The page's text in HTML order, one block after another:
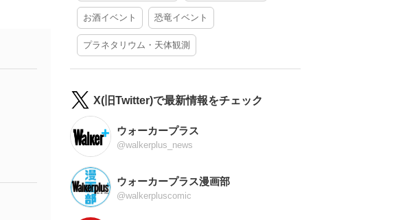
お酒イベント 恐竜イベント
プラネタリウム・天体観測
X(旧Twitter)で最新情報をチェック
ウォーカープラス
@walkerplus_news
ウォーカープラス漫画部
@walkerpluscomic